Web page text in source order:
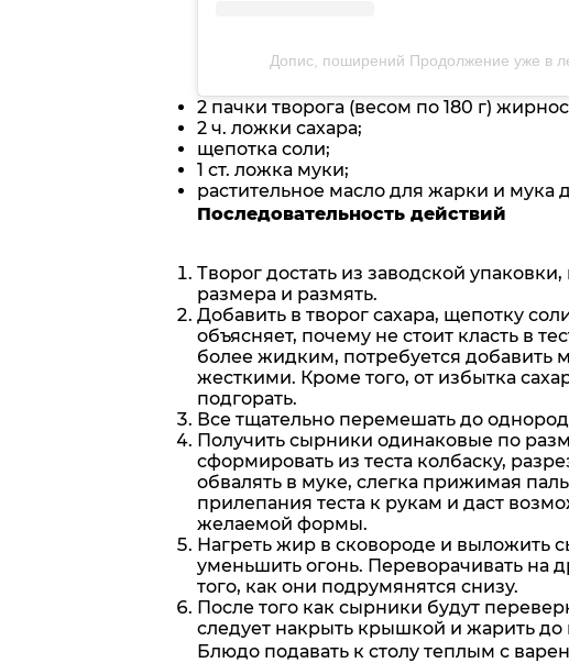
Допис, поширений Продолжение уже в
2 пачки творога (весом по 180 г)
2 ч. ложки сахара;
щепотка соли;
1 ст. ложка муки;
растительное масло для жарки и
Последовательность действий
Творог достать из заводской
размера и размять.
Добавить в творог сахара, щепотку
объясняет, почему не стоит класть в
более жидким, потребуется добавить
жесткими. Кроме того, от избытка
подгорать.
Все тщательно перемешать до
Получить сырники одинаковые по
сформировать из теста колбаску,
обвалять в муке, слегка прижимая
прилепания теста к рукам и даст
желаемой формы.
Нагреть жир в сковороде и выложить
уменьшить огонь. Переворачивать на
того, как они подрумянятся снизу.
После того как сырники будут
следует накрыть крышкой и жарить до
Блюдо подавать к столу теплым с